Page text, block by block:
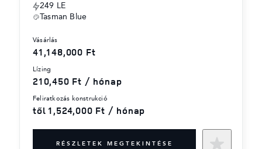
249 LE
Tasman Blue
vásárlás
41,148,000 Ft
lízing
210,450 Ft / hónap
feliratkozás konstrukció
től 1,524,000 Ft / hónap
RÉSZLETEK MEGTEKINTÉSE